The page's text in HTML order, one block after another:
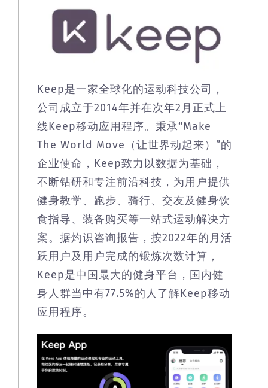
Keep是一家全球化的运动科技公司，
公司成立于2014年并在次年2月正式上
线Keep移动应用程序。秉承“Make
The World Move（让世界动起来）”的
企业使命，Keep致力以数据为基础，
不断钻研和专注前沿科技，为用户提供
健身教学、跑步、骑行、交友及健身饮
食指导、装备购买等一站式运动解决方
案。据灼识咨询报告，按2022年的月活
跃用户及用户完成的锻炼次数计算，
Keep是中国最大的健身平台，国内健
身人群当中有77.5%的人了解Keep移动
应用程序。